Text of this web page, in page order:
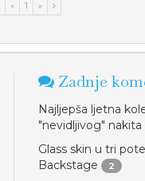
« 1 »
Zadnje
Najljepša ljetna
"nevidljivog" nakita
Glass skin u tri
Backstage
2